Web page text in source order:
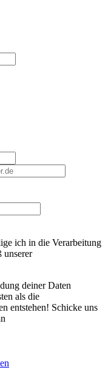
ich in die Verarbeitung
unserer
deiner Daten
als die
entstehen! Schicke uns